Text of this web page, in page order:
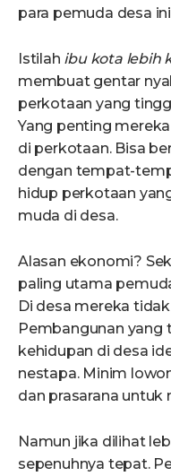
para pemuda desa
Istilah ibu kota lebih
membuat gentar
perkotaan yang
Yang penting
di perkotaan. Bisa
dengan tempat-
hidup perkotaan
muda di desa.
Alasan ekonomi?
paling utama
Di desa mereka
Pembangunan yang
kehidupan di desa
nestapa. Minim
dan prasarana untuk
Namun jika dilihat
sepenuhnya tepat.